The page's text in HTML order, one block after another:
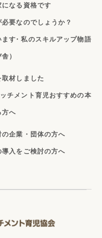
になる資格です
要なのでしょうか？
ます・私のスキルアップ物語
）
取材しました
ッチメント育児おすすめの本
方へ
の企業・団体の方へ
導入をご検討の方へ